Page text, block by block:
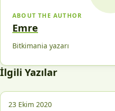
ABOUT THE AUTHOR
Emre
Bitkimania yazarı
İlgili Yazılar
23 Ekim 2020